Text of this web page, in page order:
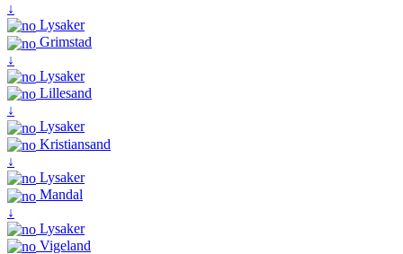
↓
Lysaker
Grimstad
↓
Lysaker
Lillesand
↓
Lysaker
Kristiansand
↓
Lysaker
Mandal
↓
Lysaker
Vigeland